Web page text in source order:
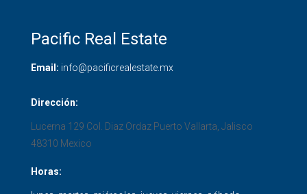
Pacific Real Estate
Email: info@pacificrealestate.mx
Dirección:
Lucerna 129 Col. Diaz Ordaz Puerto Vallarta Jalisco
48310 Mexico
Horas: